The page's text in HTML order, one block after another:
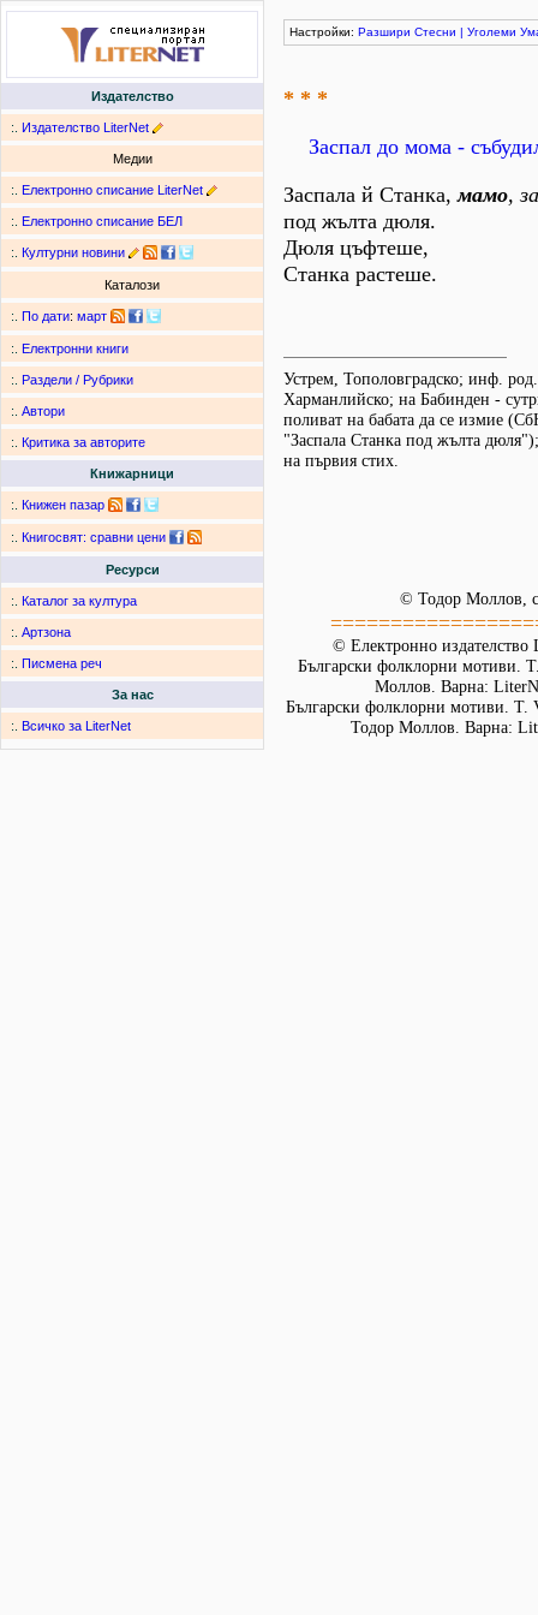
Издателство
:. Издателство LiterNet
Медии
:. Електронно списание LiterNet
:. Електронно списание БЕЛ
:. Културни новини
Каталози
:. По дати: март
:. Електронни книги
:. Раздели / Рубрики
:. Автори
:. Критика за авторите
Книжарници
:. Книжен пазар
:. Книгосвят: сравни цени
Ресурси
:. Каталог за култура
:. Артзона
:. Писмена реч
За нас
:. Всичко за LiterNet
Настройки: Разшири Стесни | Уголеми
* * *
Заспал до мома -
Заспала й Станка,мамо,
под жълта дюля.
Дюля цъфтеше,
Станка растеше.
Устрем, Тополовградско; инф.
Харманлийско; на Бабинден -
поливат на бабата да се измие
"Заспала Станка под жълта
на първия стих.
© Тодор Моллов,
© Електронно издателство
Български фолклорни мотиви.
Моллов. Варна:
Български фолклорни мотиви. Т.
Тодор Моллов. Варна: